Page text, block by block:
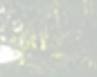
Nach Vorliegen von
der Dienstleister
Vergabe der